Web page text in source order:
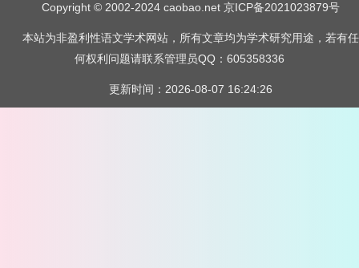
Copyright © 2002-2024 caobao.net 京ICP备2021023879号
本站为非盈利性语文学术网站，所有文章均为学术研究用途，若有任
何权利问题请联系管理员QQ：605358336
更新时间：2026-08-07 16:24:26